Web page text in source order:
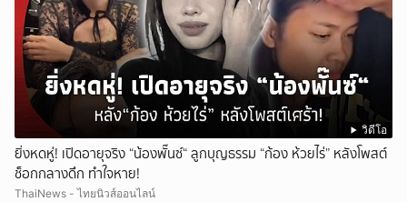
วิดีโอ
ยิ่งหดหู่! เปิดอายุจริง “น้องพั๊นซ์“ ลูกบุญธรรม “ก้อง ห้วยไร่” หลังโพสต์
ช็อกกลางดึก ทำใจหาย!
ThaiNews - ไทยนิวส์ออนไลน์